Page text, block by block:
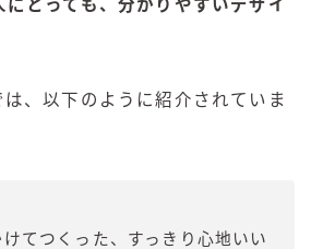
とっても、分かりやすいデザイ
、以下のように紹介されていま
てつくった、すっきり心地いい